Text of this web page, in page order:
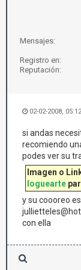
Mensajes:
Registro en:
Reputación:
02-02-2008,
si andas
recomiendo
podes ver su
Imagen o
loguearte
y su coooreo
con ella